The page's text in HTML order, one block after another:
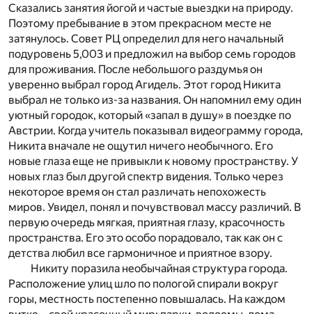
Сказались занятия йогой и частые выездки на природу.
Поэтому пребывание в этом прекрасном месте не
затянулось. Совет РЦ определил для него начальный
подуровень 5,003 и предложил на выбор семь городов
для проживания. После небольшого раздумья он
уверенно выбрал город Агидель. Этот город Никита
выбрал не только из-за названия. Он напомнил ему один
уютный городок, который «запал в душу» в поездке по
Австрии. Когда учитель показывал видеограмму города,
Никита вначале не ощутил ничего необычного. Его
новые глаза еще не привыкли к новому пространству. У
новых глаз был другой спектр видения. Только через
некоторое время он стал различать непохожесть
миров. Увидел, понял и почувствовал массу различий. В
первую очередь мягкая, приятная глазу, красочность
пространства. Его это особо порадовало, так как он с
детства любил все гармоничное и приятное взору.
Никиту поразила необычайная структура города.
Расположение улиц шло по пологой спирали вокруг
горы, местность постепенно повышалась. На каждом